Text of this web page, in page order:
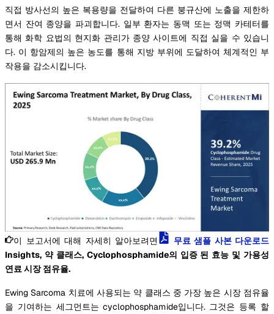
직접 방사선의 높은 복용량을 전달하여 다른 붕규산에 노출을 제한하
면서 잔여 종양을 파괴합니다. 일부 환자는 동맥 또는 정맥 카테터를
통해 화학 요법의 현지화 관리가 종양 사이트에 직접 실을 수 있습니
다. 이 항암제의 높은 농도를 통해 지방 부위에 도달하여 체계적인 부
작용을 감소시킵니다.
이 보고서에 대해 자세히 알아보려면
무료 샘플 사본 다운로드
Insights, 약 클래스, Cyclophosphamide의 입증 된 효능 및 가용성
연료 시장 점유율.
Ewing Sarcoma 치료에 사용되는 약 클래스 중 가장 높은 시장 점유율
을 기여하는 세그먼트는 cyclophosphamide입니다. 그것은 등록 할